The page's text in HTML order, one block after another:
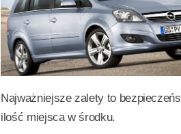
Najważniejsze zalety to
ilość miejsca w środku.